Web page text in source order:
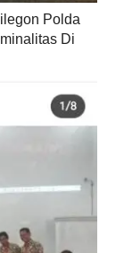
Polda
Di